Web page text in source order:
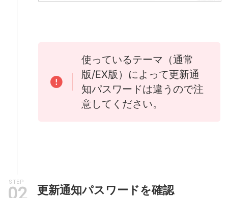
使っているテーマ（通常
版/EX版）によって更新通
知パスワードは違うので注
意してください。
STEP
更新通知パスワードを確認